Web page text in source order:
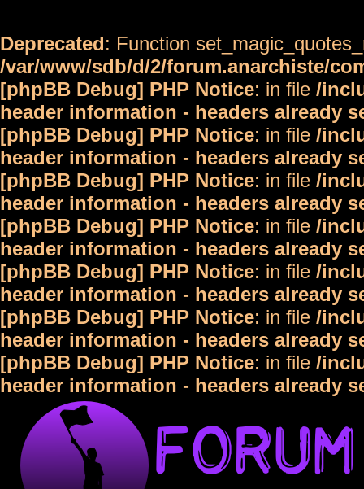
Deprecated: Function
/var/www/sdb/d/2/forum.anarchiste/
[phpBB Debug] PHP Notice: in file /
header information - headers already
[phpBB Debug] PHP Notice: in file /
header information - headers already
[phpBB Debug] PHP Notice: in file /
header information - headers already
[phpBB Debug] PHP Notice: in file /
header information - headers already
[phpBB Debug] PHP Notice: in file /
header information - headers already
[phpBB Debug] PHP Notice: in file /
header information - headers already
[phpBB Debug] PHP Notice: in file /
header information - headers already